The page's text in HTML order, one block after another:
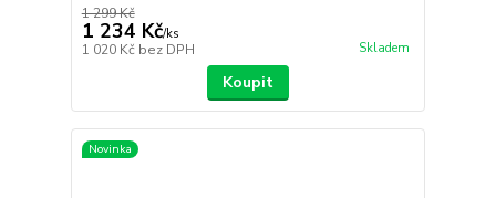
1 299 Kč
1 234 Kč/ks
1 020 Kč bez DPH Skladem
Koupit
Novinka